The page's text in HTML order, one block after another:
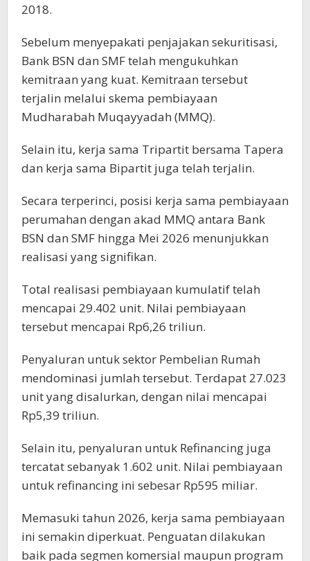
2018.
Sebelum menyepakati penjajakan sekuritisasi,
Bank BSN dan SMF telah mengukuhkan
kemitraan yang kuat. Kemitraan tersebut
terjalin melalui skema pembiayaan
Mudharabah Muqayyadah (MMQ).
Selain itu, kerja sama Tripartit bersama Tapera
dan kerja sama Bipartit juga telah terjalin.
Secara terperinci, posisi kerja sama pembiayaan
perumahan dengan akad MMQ antara Bank
BSN dan SMF hingga Mei 2026 menunjukkan
realisasi yang signifikan.
Total realisasi pembiayaan kumulatif telah
mencapai 29.402 unit. Nilai pembiayaan
tersebut mencapai Rp6,26 triliun.
Penyaluran untuk sektor Pembelian Rumah
mendominasi jumlah tersebut. Terdapat 27.023
unit yang disalurkan, dengan nilai mencapai
Rp5,39 triliun.
Selain itu, penyaluran untuk Refinancing juga
tercatat sebanyak 1.602 unit. Nilai pembiayaan
untuk refinancing ini sebesar Rp595 miliar.
Memasuki tahun 2026, kerja sama pembiayaan
ini semakin diperkuat. Penguatan dilakukan
baik pada segmen komersial maupun program